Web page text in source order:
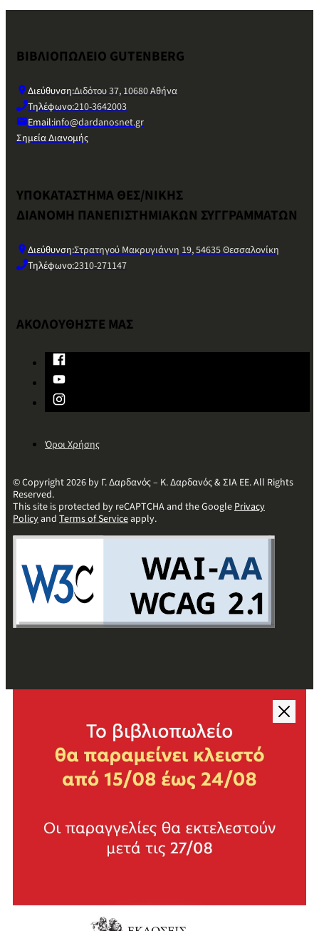
ΒΙΒΛΙΟΠΩΛΕΙΟ GUTENBERG
Διεύθυνση:Διδότου 37, 10680 Αθήνα
Τηλέφωνο:210-3642003
Email:info@dardanosnet.gr
Σημεία Διανομής
ΥΠΟΚΑΤΑΣΤΗΜΑ ΘΕΣ/ΝΙΚΗΣ
ΔΙΑΝΟΜΗ ΠΑΝΕΠΙΣΤΗΜΙΑΚΩΝ ΣΥΓΓΡΑΜΜΑΤΩΝ
Διεύθυνση:Στρατηγού Μακρυγιάννη 19, 54635 Θεσσαλονίκη
Τηλέφωνο:2310-271147
ΑΚΟΛΟΥΘΗΣΤΕ ΜΑΣ
Όροι Χρήσης
© Copyright 2026 by Γ. Δαρδανός – Κ. Δαρδανός & ΣΙΑ ΕΕ. All Rights
Reserved.
This site is protected by reCAPTCHA and the GooglePrivacy
Policyand Terms of Serviceapply.